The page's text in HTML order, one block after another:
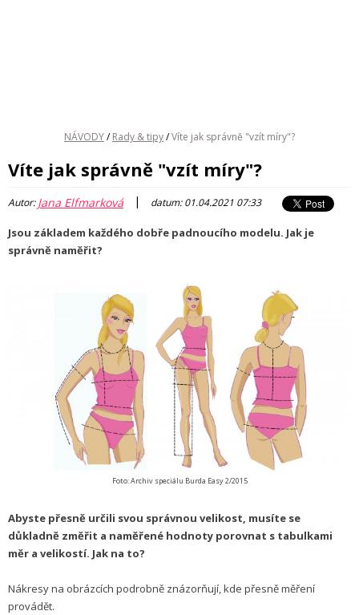
NÁVODY/ Rady & tipy/Víte jak správně "vzít míry"?
Víte jak správně "vzít míry"?
Autor:Jana Elfmarková | datum: 01.04.2021 07:33
Jsou základem každého dobře padnoucího modelu. Jak je
správně naměřit?
Foto: Archiv speciálu Burda Easy 2/2015
Abyste přesně určili svou správnou velikost, musíte se
důkladně změřit a naměřené hodnoty porovnat s tabulkami
měr a velikostí. Jak na to?
Nákresy na obrázcích podrobně znázorňují, kde přesně měření
provádět.